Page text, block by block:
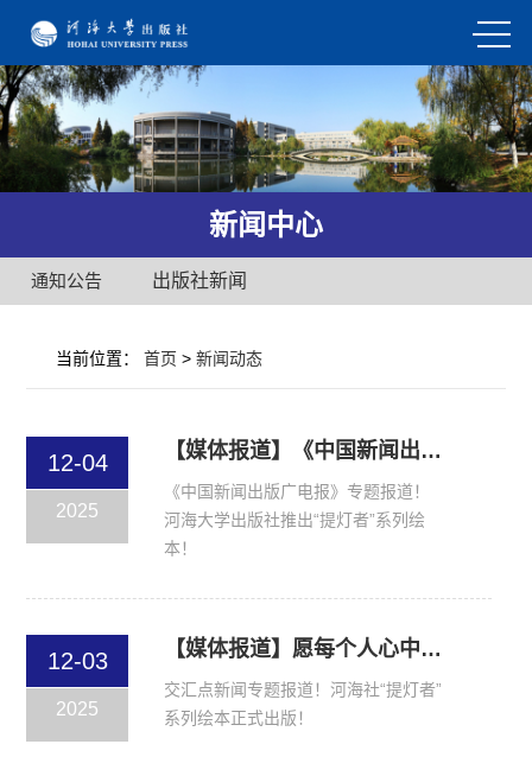
新闻中心
通知公告 出版社新闻
当前位置：首页 >新闻动态
12-04
2025
【媒体报道】《中国新闻出版广电报》专题报道！河海大学出版社推出“提灯者”系列绘本！
《中国新闻出版广电报》专题报道！
河海大学出版社推出“提灯者”系列绘
本！
12-03
2025
【媒体报道】愿每个人心中种下“三颗种子”！“提灯者”系列绘本致敬伟大的“她们”
交汇点新闻专题报道！河海社“提灯者”
系列绘本正式出版！